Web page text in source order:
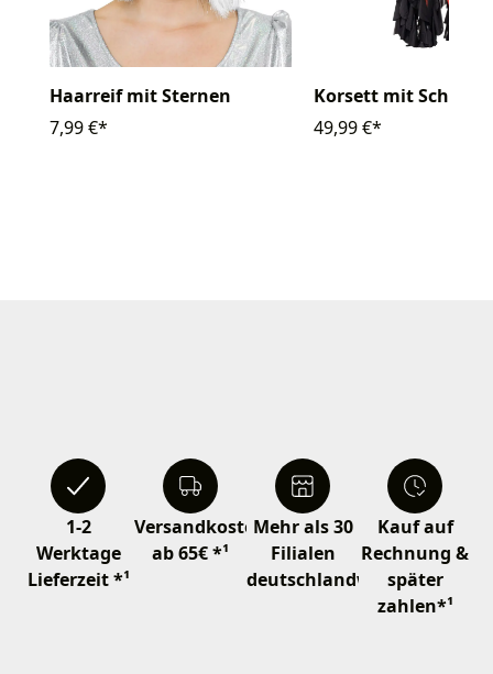
Haarreif mit Sternen
7,99 €*
Korsett mit
49,99 €*
1-2
Werktage
Lieferzeit *¹
Versandkostenfrei
ab 65€ *¹
Mehr als 30
Filialen
deutschlandweit
Kauf auf
Rechnung &
später
zahlen*¹